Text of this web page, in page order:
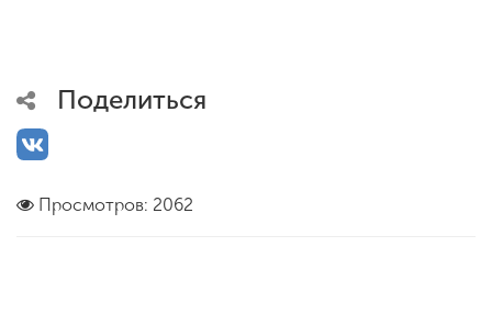
Поделиться
Просмотров: 2062